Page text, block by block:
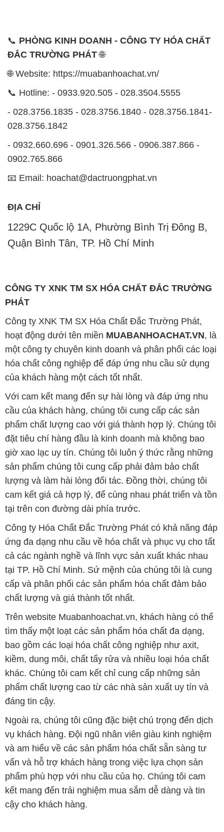
📞 PHÒNG KINH DOANH - CÔNG TY HÓA CHẤT
ĐẮC TRƯỜNG PHÁT🌐
🌐 Website: https://muabanhoachat.vn/
📞 Hotline: - 0933.920.505 - 028.3504.5555
- 028.3756.1835 - 028.3756.1840 - 028.3756.1841-
028.3756.1842
- 0932.660.696 - 0901.326.566 - 0906.387.866 -
0902.765.866
📧 Email: hoachat@dactruongphat.vn
ĐỊA CHỈ
1229C Quốc lộ 1A, Phường Bình Trị Đông B,
Quận Bình Tân, TP. Hồ Chí Minh
CÔNG TY XNK TM SX HÓA CHẤT ĐẮC TRƯỜNG
PHÁT
Công ty XNK TM SX Hóa Chất Đắc Trường Phát,
hoạt động dưới tên miền MUABANHOACHAT.VN, là
một công ty chuyên kinh doanh và phân phối các loại
hóa chất công nghiệp để đáp ứng nhu cầu sử dụng
của khách hàng một cách tốt nhất.
Với cam kết mang đến sự hài lòng và đáp ứng nhu
cầu của khách hàng, chúng tôi cung cấp các sản
phẩm chất lượng cao với giá thành hợp lý. Chúng tôi
đặt tiêu chí hàng đầu là kinh doanh mà không bao
giờ xao lạc uy tín. Chúng tôi luôn ý thức rằng những
sản phẩm chúng tôi cung cấp phải đảm bảo chất
lượng và làm hài lòng đối tác. Đồng thời, chúng tôi
cam kết giá cả hợp lý, để cùng nhau phát triển và tồn
tại trên con đường dài phía trước.
Công ty Hóa Chất Đắc Trường Phát có khả năng đáp
ứng đa dạng nhu cầu về hóa chất và phục vụ cho tất
cả các ngành nghề và lĩnh vực sản xuất khác nhau
tại TP. Hồ Chí Minh. Sứ mệnh của chúng tôi là cung
cấp và phân phối các sản phẩm hóa chất đảm bảo
chất lượng và giá thành tốt nhất.
Trên website Muabanhoachat.vn, khách hàng có thể
tìm thấy một loạt các sản phẩm hóa chất đa dạng,
bao gồm các loại hóa chất công nghiệp như axit,
kiềm, dung môi, chất tẩy rửa và nhiều loại hóa chất
khác. Chúng tôi cam kết chỉ cung cấp những sản
phẩm chất lượng cao từ các nhà sản xuất uy tín và
đáng tin cậy.
Ngoài ra, chúng tôi cũng đặc biệt chú trọng đến dịch
vụ khách hàng. Đội ngũ nhân viên giàu kinh nghiệm
và am hiểu về các sản phẩm hóa chất sẵn sàng tư
vấn và hỗ trợ khách hàng trong việc lựa chọn sản
phẩm phù hợp với nhu cầu của họ. Chúng tôi cam
kết mang đến trải nghiệm mua sắm dễ dàng và tin
cậy cho khách hàng.